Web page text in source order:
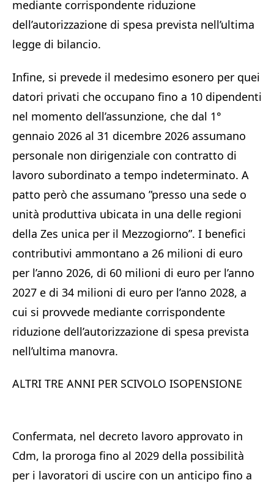
mediante corrispondente riduzione
dell’autorizzazione di spesa prevista nell’ultima
legge di bilancio.
Infine, si prevede il medesimo esonero per quei
datori privati che occupano fino a 10 dipendenti
nel momento dell’assunzione, che dal 1°
gennaio 2026 al 31 dicembre 2026 assumano
personale non dirigenziale con contratto di
lavoro subordinato a tempo indeterminato. A
patto però che assumano ”presso una sede o
unità produttiva ubicata in una delle regioni
della Zes unica per il Mezzogiorno”. I benefici
contributivi ammontano a 26 milioni di euro
per l’anno 2026, di 60 milioni di euro per l’anno
2027 e di 34 milioni di euro per l’anno 2028, a
cui si provvede mediante corrispondente
riduzione dell’autorizzazione di spesa prevista
nell’ultima manovra.
ALTRI TRE ANNI PER SCIVOLO ISOPENSIONE
Confermata, nel decreto lavoro approvato in
Cdm, la proroga fino al 2029 della possibilità
per i lavoratori di uscire con un anticipo fino a